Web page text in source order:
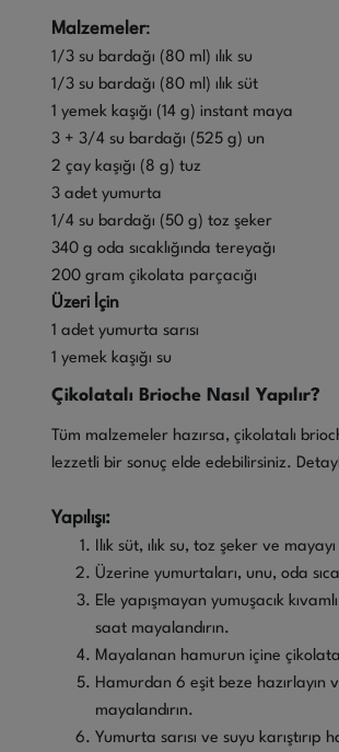
Malzemeler:
1/3 su bardağı (80 ml) ılık su
1/3 su bardağı (80 ml) ılık süt
1 yemek kaşığı (14 g) instant maya
3 + 3/4 su bardağı (525 g) un
2 çay kaşığı (8 g) tuz
3 adet yumurta
1/4 su bardağı (50 g) toz şeker
340 g oda sıcaklığında tereyağı
200 gram çikolata parçacığı
Üzeri İçin
1 adet yumurta sarısı
1 yemek kaşığı su
Çikolatalı Brioche Nasıl Yapılır?
Tüm malzemeler hazırsa, çikolatalı
lezzetli bir sonuç elde edebilirsiniz.
Yapılışı:
Ilık süt, ılık su, toz şeker ve
Üzerine yumurtaları, unu, oda
Ele yapışmayan yumuşacık
saat mayalandırın.
Mayalanan hamurun içine
Hamurdan 6 eşit beze hazırlayın
mayalandırın.
Yumurta sarısı ve suyu